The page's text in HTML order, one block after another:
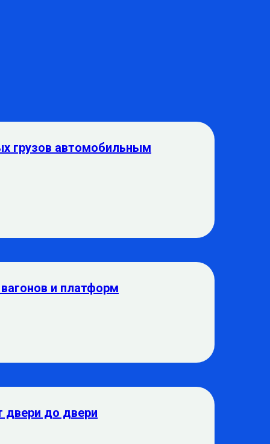
грузов автомобильным
и платформ
двери до двери